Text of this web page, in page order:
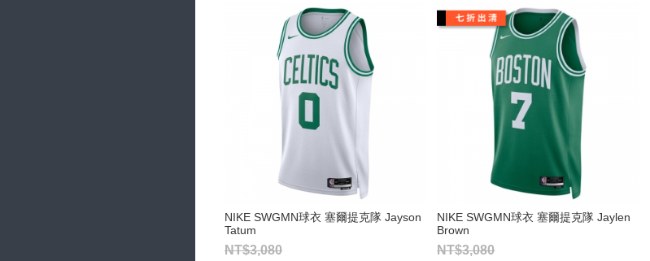
NIKE SWGMN球衣 塞爾提克隊 Jayson
Tatum
NT$3,080
NIKE SWGMN球衣 塞爾提克隊 Jaylen
Brown
NT$3,080